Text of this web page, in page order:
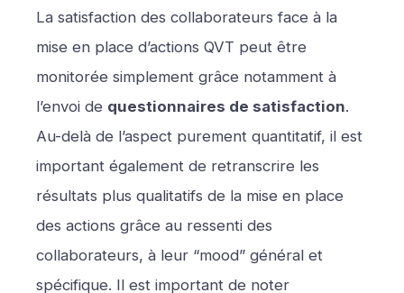
La satisfaction des collaborateurs face à la
mise en place d’actions QVT peut être
monitorée simplement grâce notamment à
l’envoi de questionnaires de satisfaction.
Au-delà de l’aspect purement quantitatif, il est
important également de retranscrire les
résultats plus qualitatifs de la mise en place
des actions grâce au ressenti des
collaborateurs, à leur “mood” général et
spécifique. Il est important de noter